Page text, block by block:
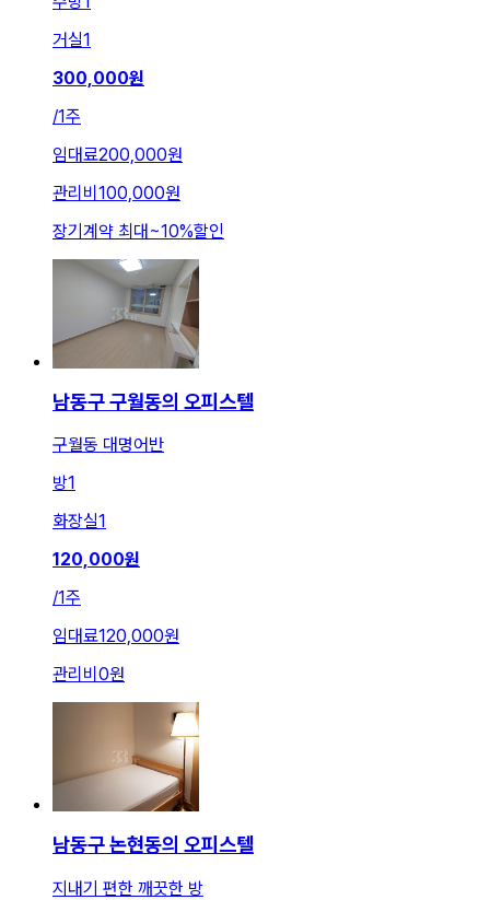
거실1
300,000원
/1주
임대료200,000원
관리비 100,000원
장기계약 최대~10%할인
남동구 구월동의 오피스텔
구월동 대명어반
방1
화장실1
120,000원
/1주
임대료120,000원
관리비 0원
남동구 논현동의 오피스텔
지내기 편한 깨끗한 방